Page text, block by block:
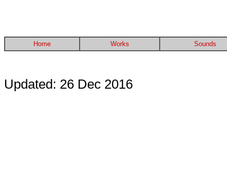
Home Works Sounds
Updated: 26 Dec 2016